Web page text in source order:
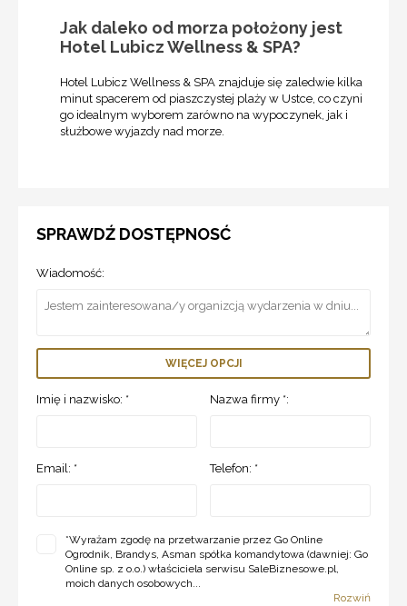
Jak daleko od morza położony jest
Hotel Lubicz Wellness & SPA?
Hotel Lubicz Wellness & SPA znajduje się zaledwie kilka
minut spacerem od piaszczystej plaży w Ustce, co czyni
go idealnym wyborem zarówno na wypoczynek, jak i
służbowe wyjazdy nad morze.
SPRAWDŹ DOSTĘPNOSĆ
Wiadomość:
WIĘCEJ OPCJI
Imię i nazwisko: * Nazwa firmy *:
Email: * Telefon: *
*Wyrażam zgodę na przetwarzanie przez Go Online
Ogrodnik, Brandys, Asman spółka komandytowa (dawniej: Go
Online sp. z o.o.) właściciela serwisu SaleBiznesowe.pl,
moich danych osobowych...
Rozwiń